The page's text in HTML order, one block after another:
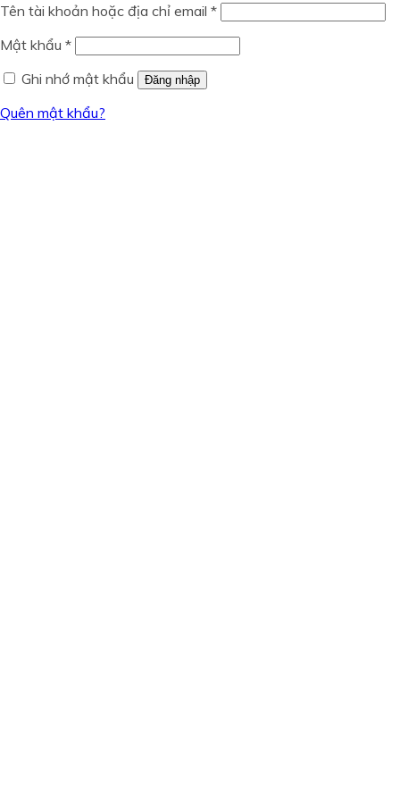
Tên tài khoản hoặc địa chỉ email *
Mật khẩu *
Ghi nhớ mật khẩu
Đăng nhập
Quên mật khẩu?